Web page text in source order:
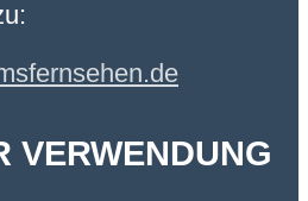
VERWENDUNG